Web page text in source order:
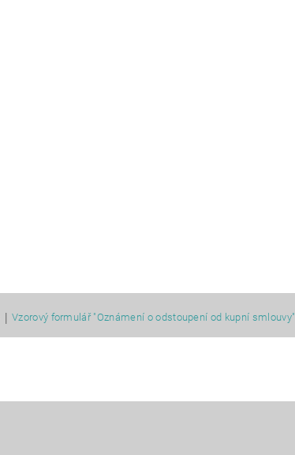
| Vzorový formulář "Oznámení o odstoupení od kupní smlouvy"